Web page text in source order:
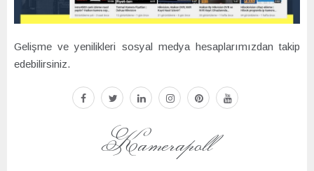
Gelişme ve yenilikleri sosyal medya hesaplarımızdan takip
edebilirsiniz.
facebook
twitter linkedininstagrampinterestyoutube
Kamerapoll